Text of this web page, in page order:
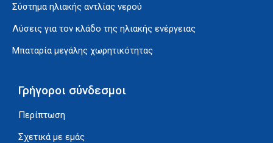
Σύστημα ηλιακής αντλίας νερού
Λύσεις για τον κλάδο της ηλιακής ενέργειας
Μπαταρία μεγάλης χωρητικότητας
Γρήγοροι σύνδεσμοι
Περίπτωση
Σχετικά με εμάς